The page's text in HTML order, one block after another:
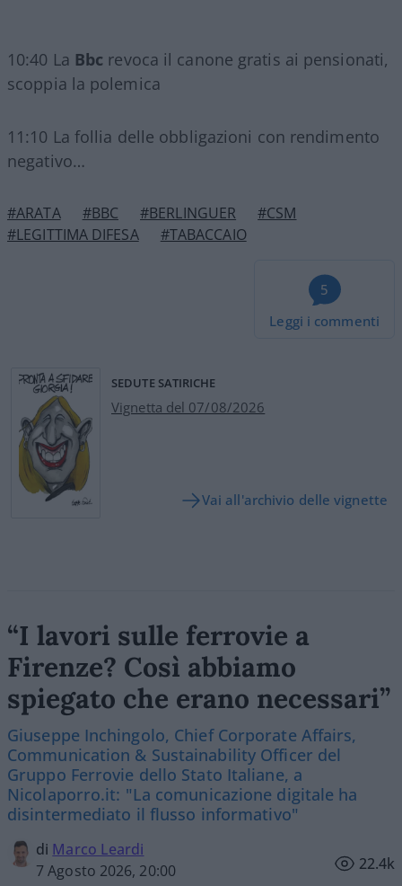
10:40 La Bbc revoca il canone gratis ai pensionati,
scoppia la polemica
11:10 La follia delle obbligazioni con rendimento
negativo…
#ARATA #BBC #BERLINGUER
#CSM
#LEGITTIMA DIFESA
#TABACCAIO
5
Leggi i commenti
SEDUTE SATIRICHE
Vignetta del 07/08/2026
Vai all'archivio delle vignette
“I lavori sulle ferrovie a
Firenze? Così abbiamo
spiegato che erano necessari”
Giuseppe Inchingolo, Chief Corporate Affairs,
Communication & Sustainability Officer del
Gruppo Ferrovie dello Stato Italiane, a
Nicolaporro.it: "La comunicazione digitale ha
disintermediato il flusso informativo"
di Marco Leardi
7 Agosto 2026, 20:00
22.4k